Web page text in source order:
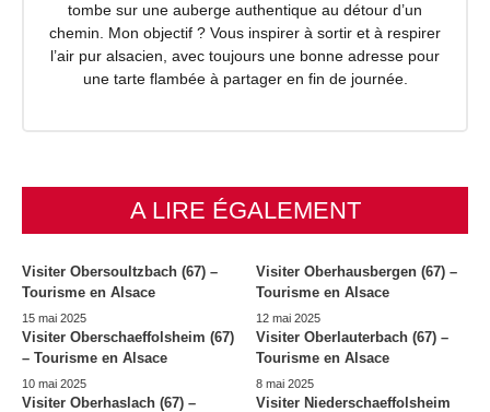
tombe sur une auberge authentique au détour d’un
chemin. Mon objectif ? Vous inspirer à sortir et à respirer
l’air pur alsacien, avec toujours une bonne adresse pour
une tarte flambée à partager en fin de journée.
A LIRE ÉGALEMENT
Visiter Obersoultzbach (67) –
Tourisme en Alsace
15 mai 2025
Visiter Oberhausbergen (67) –
Tourisme en Alsace
12 mai 2025
Visiter Oberschaeffolsheim (67)
– Tourisme en Alsace
10 mai 2025
Visiter Oberlauterbach (67) –
Tourisme en Alsace
8 mai 2025
Visiter Oberhaslach (67) –
Visiter Niederschaeffolsheim